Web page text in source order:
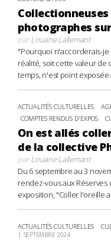
photographes
parLouane Lallemant
"Pourquoi n'accorderais-je
réalité, soit cette valeur de
temps, n'est point exposée
ACTUALITÉS CULTURELLES
COMPTES RENDUS D'EXPOS
On est allés
de la collective
parLouane Lallemant
Du 6 septembre au 3
rendez-vous aux Réserves
exposition, "Coller l'oreille
ACTUALITÉS CULTURELLES
1 SEPTEMBRE 2024